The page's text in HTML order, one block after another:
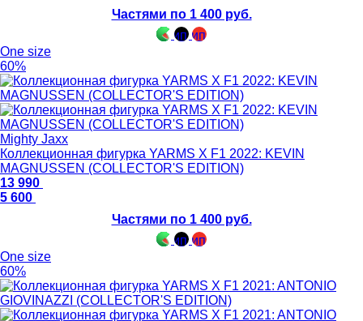
Частями по 1 400 руб.
One size
60%
Mighty Jaxx
Коллекционная фигурка YARMS X F1 2022: KEVIN
MAGNUSSEN (COLLECTOR'S EDITION)
13 990
5 600
Частями по 1 400 руб.
One size
60%